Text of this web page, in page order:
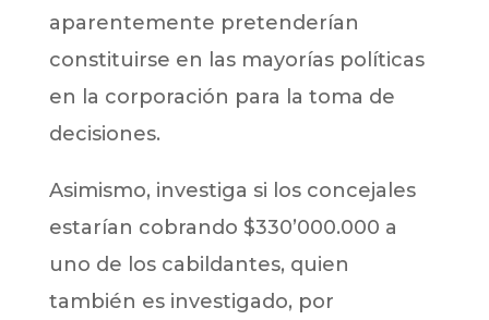
aparentemente pretenderían
constituirse en las mayorías políticas
en la corporación para la toma de
decisiones.
Asimismo, investiga si los concejales
estarían cobrando $330’000.000 a
uno de los cabildantes, quien
también es investigado, por